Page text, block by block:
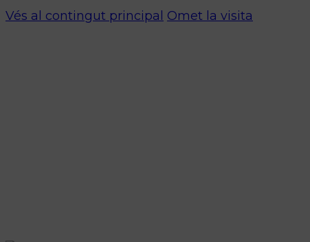
Vés al contingut principal Omet la visita